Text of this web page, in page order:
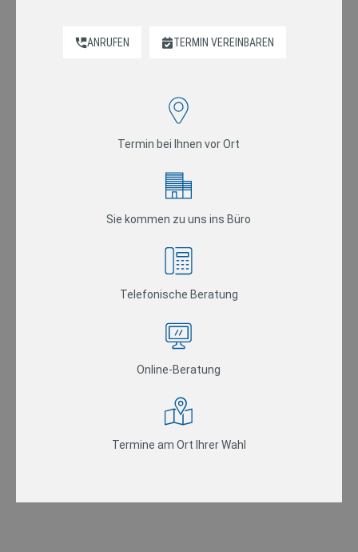
ANRUFEN TERMIN VEREINBAREN
Termin bei Ihnen vor Ort
Sie kommen zu uns ins Büro
Telefonische Beratung
Online-Beratung
Termine am Ort Ihrer Wahl